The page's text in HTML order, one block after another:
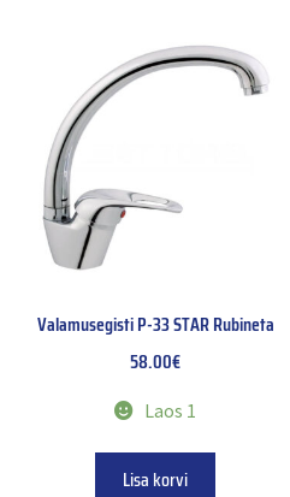
Valamusegisti P-33 STAR Rubineta
58.00€
Laos 1
Lisa korvi